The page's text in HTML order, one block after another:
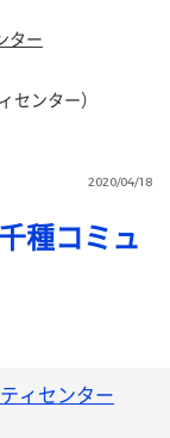
ター
センター）
2020/04/18
種コミュ
ィセンター